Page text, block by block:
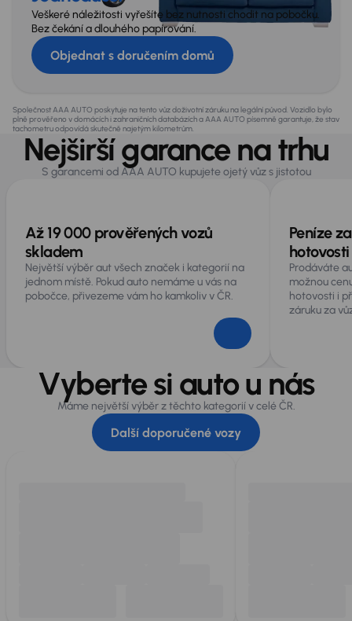
Kontrola tlaku v pneumatikách
Volba jízdního režimu
Obecné
A mnoho další výbavy
Infotainment
Loketní opěrka
Veškeré náležitosti vyřešíte bez nutnosti chodit na pobočku.
Bez čekání a dlouhého papírování.
Objednat s doručením domů
Společnost AAA AUTO poskytuje na tento vůz doživotní záruku na legální původ. Vozidlo bylo
plně prověřeno v domácích i zahraničních databázích a AAA AUTO písemně garantuje, že stav
tachometru odpovídá skutečně najetým kilometrům.
Nejširší garance na trhu
S garancemi od AAA AUTO kupujete ojetý vůz s jistotou
Až 19 000 prověřených vozů
skladem
Největší výběr aut všech značek i kategorií na
jednom místě. Pokud auto nemáme u vás na
pobočce, přivezeme vám ho kamkoliv v ČR.
Peníze
hotovosti
Prodáváte
možnou
hotovosti i
záruku za
Vyberte si auto u nás
Máme největší výběr z těchto kategorií v celé ČR.
Další doporučené vozy